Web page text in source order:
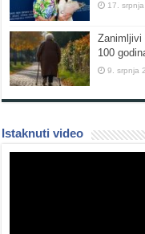
17. srpnja
Zanimljivi
100
9. srpnja
Istaknuti video